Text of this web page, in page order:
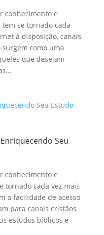
conhecimento e
se tornado cada
à disposição, canais
como uma
que desejam
Seu
conhecimento e
tornado cada vez mais
a facilidade de acesso
para canais cristãos
estudos bíblicos e